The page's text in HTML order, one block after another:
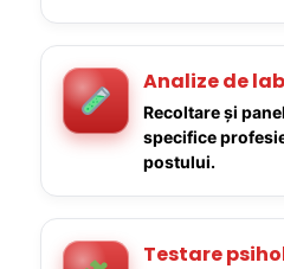
Analize de
Recoltare și
specifice
postului.
Testare